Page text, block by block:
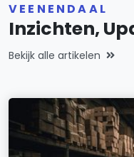
VEENENDAAL
Inzichten,
Bekijk alle artikelen